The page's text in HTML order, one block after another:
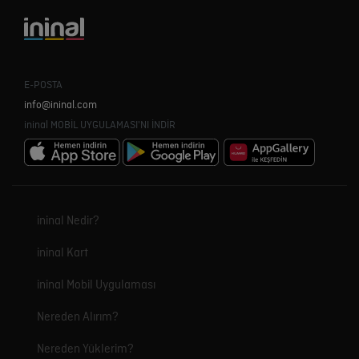
E-POSTA
info@ininal.com
ininal MOBİL UYGULAMASI'NI İNDİR
ininal Nedir?
ininal Kart
ininal Mobil Uygulaması
Nereden Alırım?
Nereden Yüklerim?